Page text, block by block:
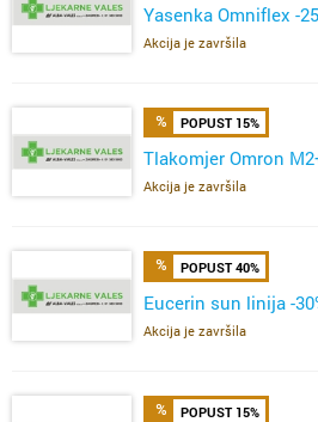
Yasenka Omniflex -
Akcija je završila
POPUST 15%
Tlakomjer Omron
Akcija je završila
POPUST 40%
Eucerin sun linija -
Akcija je završila
POPUST 15%